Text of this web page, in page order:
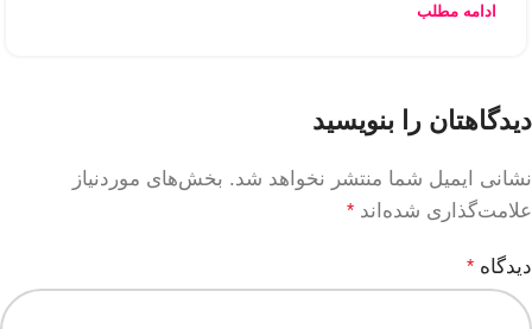
ادامه مطلب
دیدگاهتان را بنویسید
نشانی ایمیل شما منتشر نخواهد شد. بخش‌های موردنیاز
علامت‌گذاری شده‌اند *
دیدگاه *